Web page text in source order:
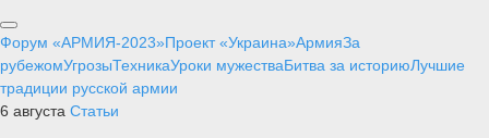
Форум «АРМИЯ-2023»Проект «Украина»АрмияЗа
рубежомУгрозыТехникаУроки мужестваБитва за историюЛучшие
традиции русской армии
6 августа Статьи